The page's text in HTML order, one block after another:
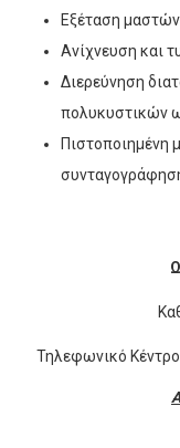
Εξέταση
Ανίχνευση και
Διερεύνηση
πολυκυστικών
Πιστοποιημένη
Τηλεφωνικό